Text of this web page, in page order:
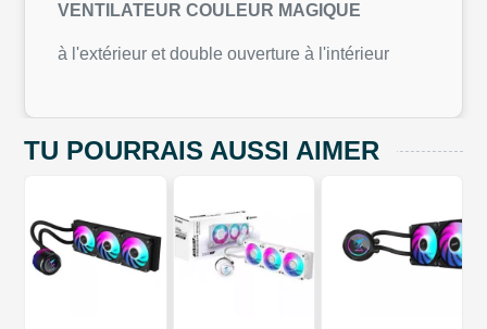
VENTILATEUR COULEUR MAGIQUE
à l'extérieur et double ouverture à l'intérieur
TU POURRAIS AUSSI AIMER